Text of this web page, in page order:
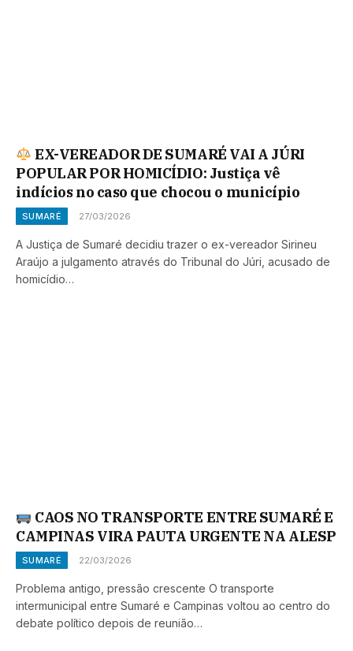
EX-VEREADOR DE SUMARÉ VAI A JÚRI
POPULAR POR HOMICÍDIO: Justiça vê
indícios no caso que chocou o município
SUMARÉ 27/03/2026
A Justiça de Sumaré decidiu trazer o ex-vereador Sirineu
Araújo a julgamento através do Tribunal do Júri, acusado de
homicídio…
CAOS NO TRANSPORTE ENTRE SUMARÉ E
CAMPINAS VIRA PAUTA URGENTE NA ALESP
SUMARÉ 22/03/2026
Problema antigo, pressão crescente O transporte
intermunicipal entre Sumaré e Campinas voltou ao centro do
debate político depois de reunião…